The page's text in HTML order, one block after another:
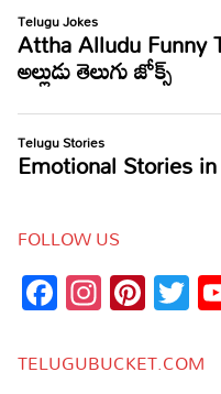
FOLLOW US
Facebook
TELUGUBUCKET.COM